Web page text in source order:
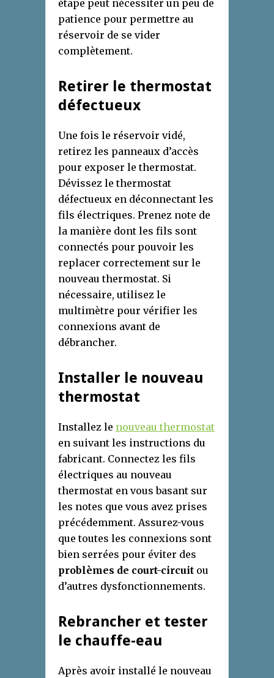
étape peut nécessiter un peu de
patience pour permettre au
réservoir de se vider
complètement.
Retirer le thermostat
défectueux
Une fois le réservoir vidé,
retirez les panneaux d’accès
pour exposer le thermostat.
Dévissez le thermostat
défectueux en déconnectant les
fils électriques. Prenez note de
la manière dont les fils sont
connectés pour pouvoir les
replacer correctement sur le
nouveau thermostat. Si
nécessaire, utilisez le
multimètre pour vérifier les
connexions avant de
débrancher.
Installer le nouveau
thermostat
Installez le nouveau thermostat
en suivant les instructions du
fabricant. Connectez les fils
électriques au nouveau
thermostat en vous basant sur
les notes que vous avez prises
précédemment. Assurez-vous
que toutes les connexions sont
bien serrées pour éviter des
problèmes de court-circuit ou
d’autres dysfonctionnements.
Rebrancher et tester
le chauffe-eau
Après avoir installé le nouveau